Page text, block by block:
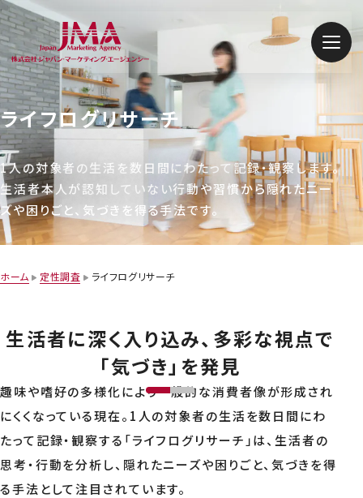
私たちについて
選ばれる理由
マーケティング課題から探す
採用情報
English
メニ
ライフログリサーチ
1人の対象者の生活を数日間にわたって記録・観察します。
生活者本人が認知していない行動や習慣から隠れたニー
ズや困りごと、気づきを得る手法です。
ホーム 定性調査 ライフログリサーチ
生活者に深く入り込み、多彩な視点で
「気づき」を発見
趣味や嗜好の多様化により一般的な消費者像が形成され
にくくなっている現在。1人の対象者の生活を数日間にわ
たって記録・観察する「ライフログリサーチ」は、生活者の
思考・行動を分析し、隠れたニーズや困りごと、気づきを得
る手法として注目されています。